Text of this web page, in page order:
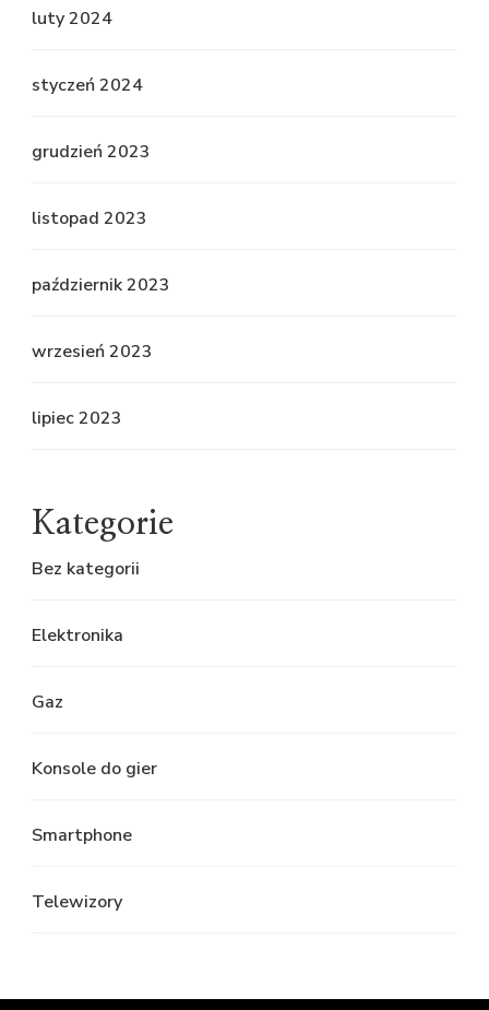
luty 2024
styczeń 2024
grudzień 2023
listopad 2023
październik 2023
wrzesień 2023
lipiec 2023
Kategorie
Bez kategorii
Elektronika
Gaz
Konsole do gier
Smartphone
Telewizory